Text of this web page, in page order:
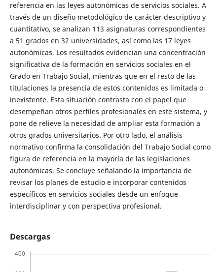
referencia en las leyes autonómicas de servicios sociales. A
través de un diseño metodológico de carácter descriptivo y
cuantitativo, se analizan 113 asignaturas correspondientes
a 51 grados en 32 universidades, así como las 17 leyes
autonómicas. Los resultados evidencian una concentración
significativa de la formación en servicios sociales en el
Grado en Trabajo Social, mientras que en el resto de las
titulaciones la presencia de estos contenidos es limitada o
inexistente. Esta situación contrasta con el papel que
desempeñan otros perfiles profesionales en este sistema, y
pone de relieve la necesidad de ampliar esta formación a
otros grados universitarios. Por otro lado, el análisis
normativo confirma la consolidación del Trabajo Social como
figura de referencia en la mayoría de las legislaciones
autonómicas. Se concluye señalando la importancia de
revisar los planes de estudio e incorporar contenidos
específicos en servicios sociales desde un enfoque
interdisciplinar y con perspectiva profesional.
Descargas